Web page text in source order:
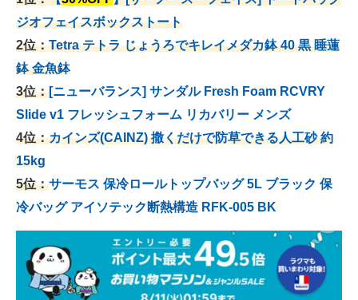
ジオフェイスボックストート
2位：Tetra テトラ じょうろでキレイメダカ鉢 40 黒 睡蓮
鉢 金魚鉢
3位：[ニューバランス] サンダル Fresh Foam RCVRY
Slide v1 フレッシュフォーム リカバリー メンズ
4位：カインズ(CAINZ) 撒くだけで防草できる人工砂 約
15kg
5位：サーモス 保冷ロールトップバッグ 5L ブラック 保
冷バッグ アイソテック断熱構造 RFK-005 BK